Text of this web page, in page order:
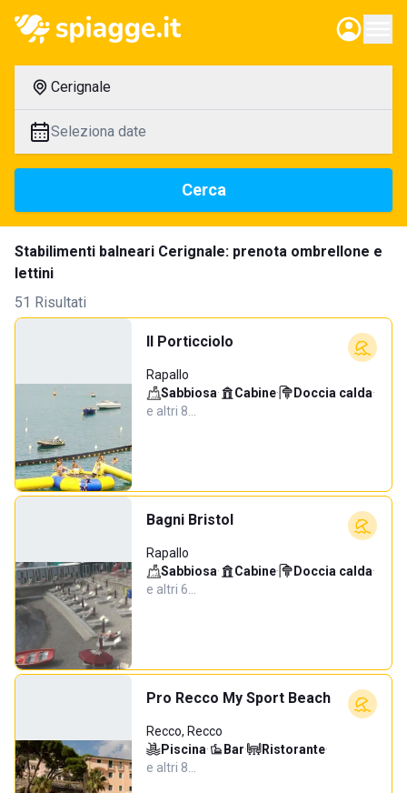
Cerignale
Seleziona date
Cerca
Stabilimenti balneari Cerignale: prenota ombrellone e
lettini
51 Risultati
Il Porticciolo
Rapallo
Sabbiosa· Cabine· Doccia calda·
e altri 8…
Bagni Bristol
Rapallo
Sabbiosa· Cabine· Doccia calda·
e altri 6…
Pro Recco My Sport Beach
Recco, Recco
Piscina· Bar· Ristorante·
e altri 8…